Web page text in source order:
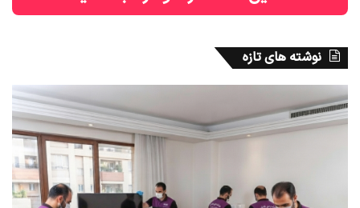
نوشته های تازه